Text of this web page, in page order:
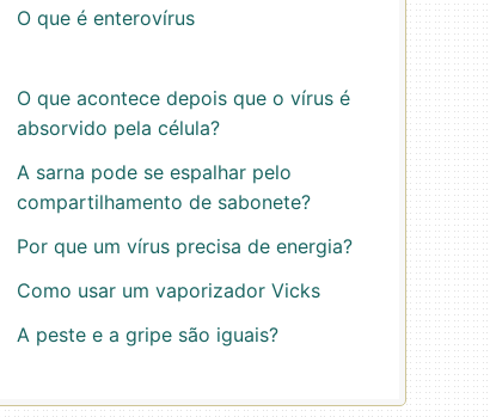
O que é enterovírus
O que acontece depois que o vírus é
absorvido pela célula?
A sarna pode se espalhar pelo
compartilhamento de sabonete?
Por que um vírus precisa de energia?
Como usar um vaporizador Vicks
A peste e a gripe são iguais?